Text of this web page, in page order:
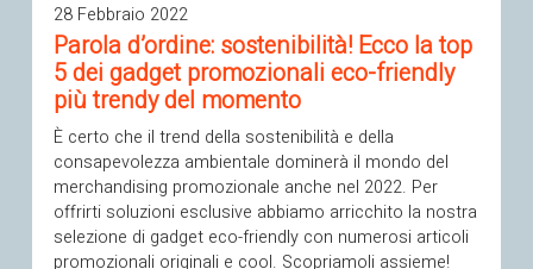
28 Febbraio 2022
Parola d’ordine: sostenibilità! Ecco la top
5 dei gadget promozionali eco-friendly
più trendy del momento
È certo che il trend della sostenibilità e della
consapevolezza ambientale dominerà il mondo del
merchandising promozionale anche nel 2022. Per
offrirti soluzioni esclusive abbiamo arricchito la nostra
selezione di gadget eco-friendly con numerosi articoli
promozionali originali e cool. Scopriamoli assieme!